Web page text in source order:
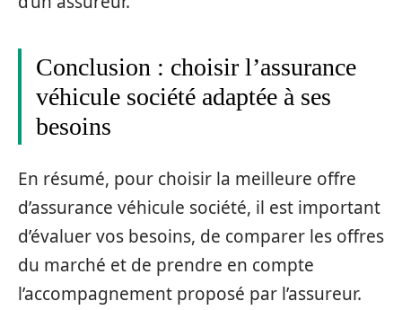
Conclusion : choisir l’assurance
véhicule société adaptée à ses
besoins
En résumé, pour choisir la meilleure offre
d’assurance véhicule société, il est important
d’évaluer vos besoins, de comparer les offres
du marché et de prendre en compte
l’accompagnement proposé par l’assureur.